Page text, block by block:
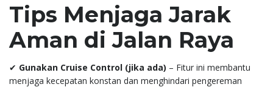
Tips Menjaga Jarak
Aman di Jalan Raya
✔ Gunakan Cruise Control (jika ada) – Fitur ini membantu
menjaga kecepatan konstan dan menghindari pengereman